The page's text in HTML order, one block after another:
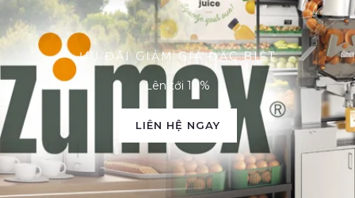
ƯU ĐÃI GIẢM GIÁ ĐẶC BIỆT
Lên tới 10%
LIÊN HỆ NGAY